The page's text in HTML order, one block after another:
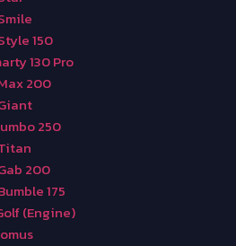
150
130 Pro
200
250
200
175
(Engine)